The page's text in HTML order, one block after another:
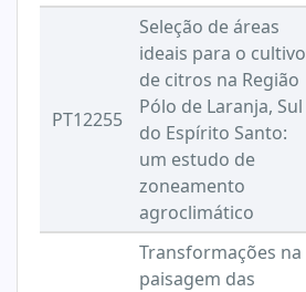
PT12255
Seleção de áreas
ideais para o cultivo
de citros na Região
Pólo de Laranja, Sul
do Espírito Santo:
um estudo de
zoneamento
agroclimático
Transformações na
paisagem das